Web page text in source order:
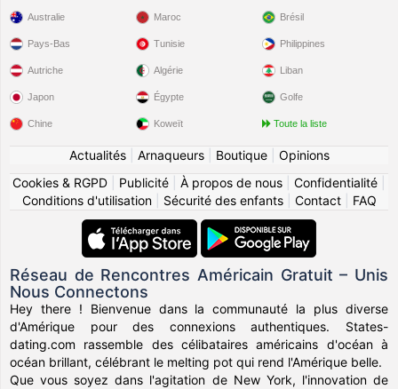
Australie
Pays-Bas
Autriche
Japon
Chine
Maroc
Tunisie
Algérie
Égypte
Koweït
Brésil
Philippines
Liban
Golfe
Toute la liste
Actualités| Arnaqueurs| Boutique| Opinions
Cookies & RGPD
Publicité À propos de nous Confidentialité
Conditions d'utilisation| Sécurité des enfants| Contact| FAQ
Réseau de Rencontres Américain Gratuit – Unis
Nous Connectons
Hey there ! Bienvenue dans la communauté la plus diverse
d'Amérique pour des connexions authentiques. States-
dating.com rassemble des célibataires américains d'océan à
océan brillant, célébrant le melting pot qui rend l'Amérique belle.
Que vous soyez dans l'agitation de New York, l'innovation de